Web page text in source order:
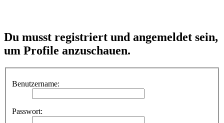
Du musst registriert und angemeldet sein,
um Profile anzuschauen.
Benutzername:
Passwort: